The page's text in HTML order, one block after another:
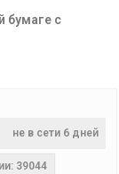
бумаге с
не в сети 6 дней
39044